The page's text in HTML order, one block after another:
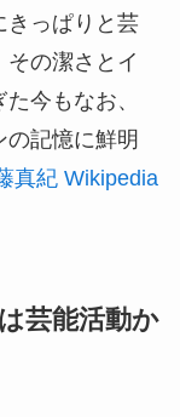
きっぱりと芸
の潔さとイ
今もなお、
記憶に鮮明
真紀 Wikipedia
芸能活動か